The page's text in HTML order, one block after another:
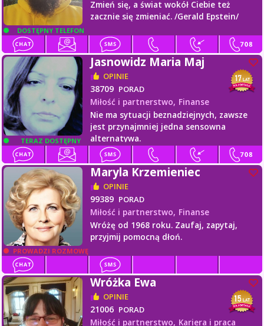
DOSTĘPNY TELEFON
Zmień się, a świat wokół Ciebie też
zacznie się zmieniać. /Gerald Epstein/
TERAZ DOSTĘPNY
Jasnowidz Maria Maj
OPINIE
38709 PORAD
Miłość i partnerstwo, Finanse
Nie ma sytuacji beznadziejnych, zawsze
jest przynajmniej jedna sensowna
alternatywa.
PROWADZI ROZMOWĘ
Maryla Krzemieniec
OPINIE
99389 PORAD
Miłość i partnerstwo, Finanse
Wróżę od 1968 roku. Zaufaj, zapytaj,
przyjmij pomocną dłoń.
Wróżka Ewa
OPINIE
21006 PORAD
Miłość i partnerstwo, Kariera i praca